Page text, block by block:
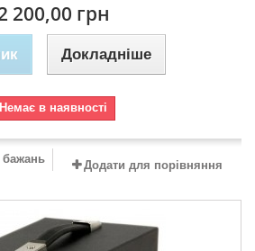
200,00 грн
Докладніше
Немає в наявності
бажань Додати для порівняння